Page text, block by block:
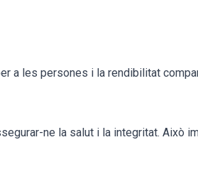
a les persones i la rendibilitat
ne la salut i la integritat. Això